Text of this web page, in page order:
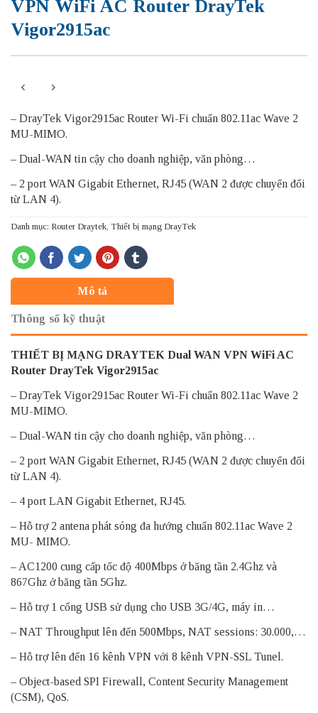
VPN WiFi AC Router DrayTek
Vigor2915ac
– DrayTek Vigor2915ac Router Wi-Fi chuẩn 802.11ac Wave 2
MU-MIMO.
– Dual-WAN tin cậy cho doanh nghiệp, văn phòng…
– 2 port WAN Gigabit Ethernet, RJ45 (WAN 2 được chuyển đổi
từ LAN 4).
Danh mục: Router Draytek, Thiết bị mạng DrayTek
Mô tả
Thông số kỹ thuật
THIẾT BỊ MẠNG DRAYTEK Dual WAN VPN WiFi AC
Router DrayTek Vigor2915ac
– DrayTek Vigor2915ac Router Wi-Fi chuẩn 802.11ac Wave 2
MU-MIMO.
– Dual-WAN tin cậy cho doanh nghiệp, văn phòng…
– 2 port WAN Gigabit Ethernet, RJ45 (WAN 2 được chuyển đổi
từ LAN 4).
– 4 port LAN Gigabit Ethernet, RJ45.
– Hỗ trợ 2 antena phát sóng đa hướng chuẩn 802.11ac Wave 2
MU- MIMO.
– AC1200 cung cấp tốc độ 400Mbps ở băng tần 2.4Ghz và
867Ghz ở băng tần 5Ghz.
– Hỗ trợ 1 cổng USB sử dụng cho USB 3G/4G, máy in…
– NAT Throughput lên đến 500Mbps, NAT sessions: 30.000,…
– Hỗ trợ lên đến 16 kênh VPN với 8 kênh VPN-SSL Tunel.
– Object-based SPI Firewall, Content Security Management
(CSM), QoS.